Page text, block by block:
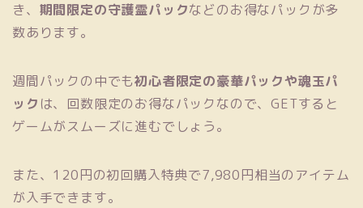
き、 期間限定の守護霊パックなどのお得なパックが多
数あります。
週間パックの中でも初心者限定の豪華パックや魂玉パ
ック は、回数限定のお得なパックなので、GETすると
ゲームがスムーズに進むでしょう。
また、120円の初回購入特典で7,980円相当のアイテム
が入手できます。